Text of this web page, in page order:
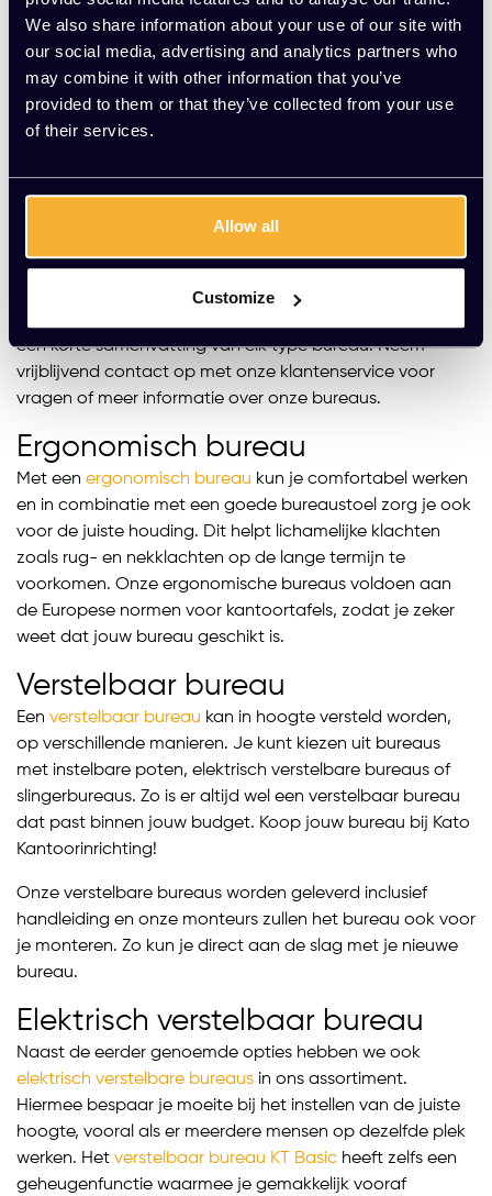
We also share information about your use of our site with
our social media, advertising and analytics partners who
may combine it with other information that you’ve
provided to them or that they’ve collected from your use
of their services.
Allow all
Customize
monitor of beeldscherm op de juiste afstand kunt
plaatsen. Dit helpt onder andere hoofdpijn en slecht
zicht te voorkomen. Om er zeker van te zijn dat een
bureau de juiste hoogte voor jou heeft, is het het beste
om te kiezen voor een verstelbaar bureau. Bij Kato
Kantoorinrichting vind je het juiste verstelbare bureau
Verschillende soorten bureaus
aanbod van verschillende soorten verstelbare bureaus.
Je kunt bij ons zit sta bureaus kopen, maar ook speciale
een korte samenvatting van elk type bureau. Neem
vrijblijvend contact op met onze klantenservice voor
vragen of meer informatie over onze bureaus.
Ergonomisch bureau
Met een ergonomisch bureau kun je comfortabel werken
en in combinatie met een goede bureaustoel zorg je ook
voor de juiste houding. Dit helpt lichamelijke klachten
zoals rug- en nekklachten op de lange termijn te
voorkomen. Onze ergonomische bureaus voldoen aan
de Europese normen voor kantoortafels, zodat je zeker
weet dat jouw bureau geschikt is.
Verstelbaar bureau
Een verstelbaar bureau kan in hoogte versteld worden,
op verschillende manieren. Je kunt kiezen uit bureaus
met instelbare poten, elektrisch verstelbare bureaus of
slingerbureaus. Zo is er altijd wel een verstelbaar bureau
dat past binnen jouw budget. Koop jouw bureau bij Kato
Kantoorinrichting!
Onze verstelbare bureaus worden geleverd inclusief
handleiding en onze monteurs zullen het bureau ook voor
je monteren. Zo kun je direct aan de slag met je nieuwe
bureau.
Elektrisch verstelbaar bureau
Naast de eerder genoemde opties hebben we ook
elektrisch verstelbare bureaus in ons assortiment.
Hiermee bespaar je moeite bij het instellen van de juiste
hoogte, vooral als er meerdere mensen op dezelfde plek
werken. Het verstelbaar bureau KT Basic heeft zelfs een
geheugenfunctie waarmee je gemakkelijk vooraf